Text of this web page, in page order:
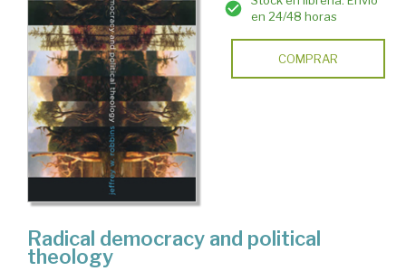
en 24/48 horas
COMPRAR
Radical democracy and political
theology